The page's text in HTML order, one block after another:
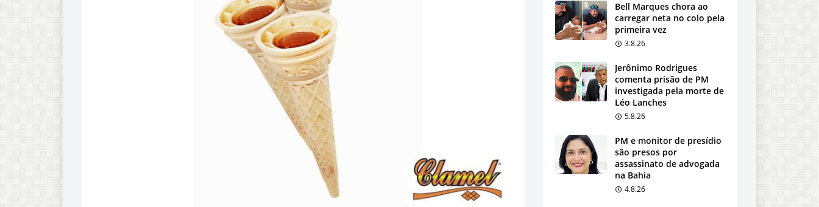
Bell Marques chora ao
carregar neta no colo pela
primeira vez
3.8.26
Jerônimo Rodrigues
comenta prisão de PM
investigada pela morte de
Léo Lanches
5.8.26
PM e monitor de presídio
são presos por
assassinato de advogada
na Bahia
4.8.26